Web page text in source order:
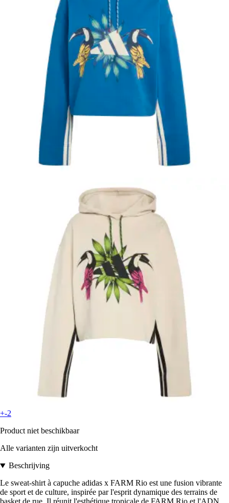
+-2
Product niet beschikbaar
Alle varianten zijn uitverkocht
Beschrijving
Le sweat-shirt à capuche adidas x FARM Rio est une fusion vibrante
de sport et de culture, inspirée par l'esprit dynamique des terrains de